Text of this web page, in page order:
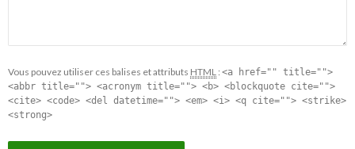
Vous pouvez utiliser ces balises et attributs HTML : <a href="" title="">
<abbr title=""> <acronym title=""> <b> <blockquote cite="">
<cite> <code> <del datetime=""> <em> <i> <q cite=""> <strike>
<strong>